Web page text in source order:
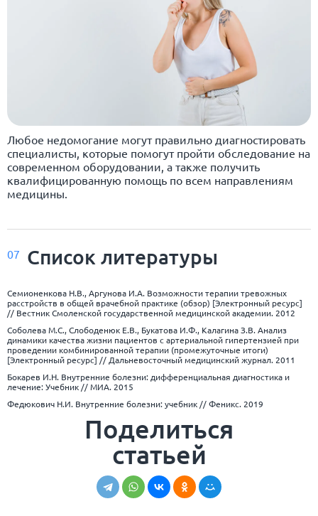
Любое недомогание могут правильно диагностировать
специалисты, которые помогут пройти обследование на
современном оборудовании, а также получить
квалифицированную помощь по всем направлениям
медицины.
07 Список литературы
Семионенкова Н.В., Аргунова И.А. Возможности терапии тревожных
расстройств в общей врачебной практике (обзор) [Электронный ресурс]
// Вестник Смоленской государственной медицинской академии. 2012
Соболева М.С., Слободенюк Е.В., Букатова И.Ф., Калагина З.В. Анализ
динамики качества жизни пациентов с артериальной гипертензией при
проведении комбинированной терапии (промежуточные итоги)
[Электронный ресурс] // Дальневосточный медицинский журнал. 2011
Бокарев И.Н. Внутренние болезни: дифференциальная диагностика и
лечение: Учебник // МИА. 2015
Федюкович Н.И. Внутренние болезни: учебник // Феникс. 2019
Поделиться
статьей